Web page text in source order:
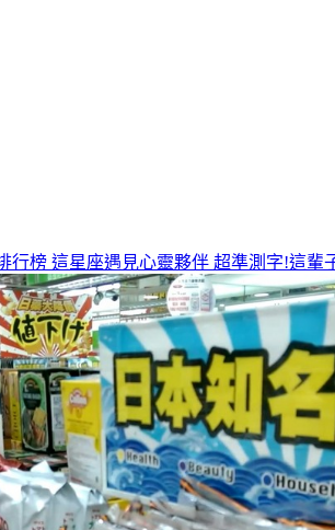
行榜 這星座遇見心靈夥伴 超準測字!這輩